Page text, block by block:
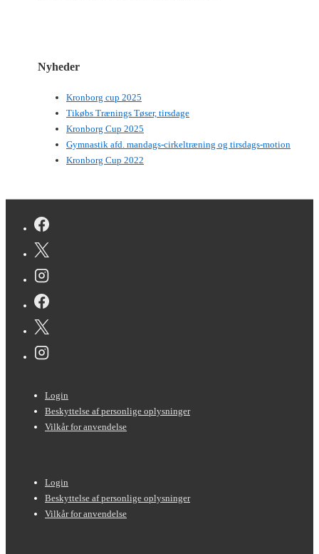
Nyheder
Kronborg cup 2025
Tikøbs Trænings Tøser, tirsdage
Kronborg Cup 2025
Gymnastik afd. mandags-cirkeltræning og tirsdags-motion
Kronborg Cup 2022
Sidefods-
menu
Login
Beskyttelse af personlige oplysninger
Vilkår for anvendelse
Sidefods-
menu
Login
Beskyttelse af personlige oplysninger
Vilkår for anvendelse